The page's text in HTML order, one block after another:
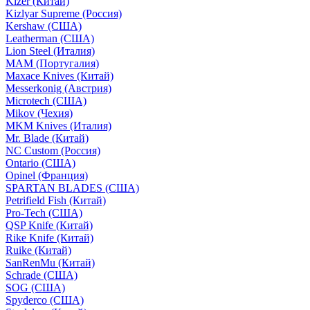
Kizlyar Supreme (Россия)
Kershaw (США)
Leatherman (США)
Lion Steel (Италия)
MAM (Португалия)
Maxace Knives (Китай)
Messerkonig (Австрия)
Microtech (США)
Mikov (Чехия)
MKM Knives (Италия)
Mr. Blade (Китай)
NC Custom (Россия)
Ontario (США)
Opinel (Франция)
SPARTAN BLADES (США)
Petrifield Fish (Китай)
Pro-Tech (США)
QSP Knife (Китай)
Rike Knife (Китай)
Ruike (Китай)
SanRenMu (Китай)
Schrade (США)
SOG (США)
Spyderco (США)